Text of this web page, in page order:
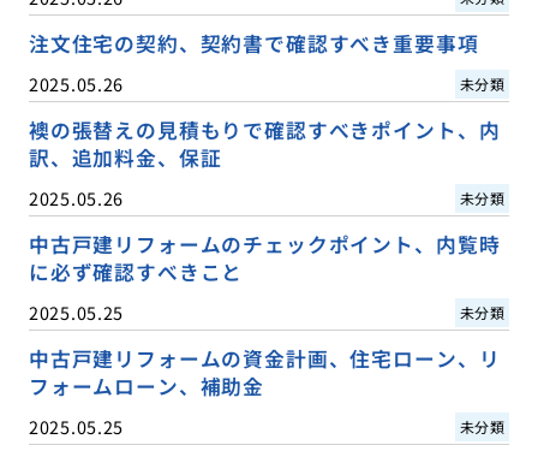
注文住宅の契約、契約書で確認すべき重要事項
2025.05.26 未分類
襖の張替えの見積もりで確認すべきポイント、内
訳、追加料金、保証
2025.05.26 未分類
中古戸建リフォームのチェックポイント、内覧時
に必ず確認すべきこと
2025.05.25 未分類
中古戸建リフォームの資金計画、住宅ローン、リ
フォームローン、補助金
2025.05.25 未分類